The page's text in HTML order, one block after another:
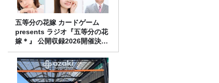
五等分の花嫁 カードゲーム
presents ラジオ『五等分の花
嫁＊』 公開収録2026開催決
定！